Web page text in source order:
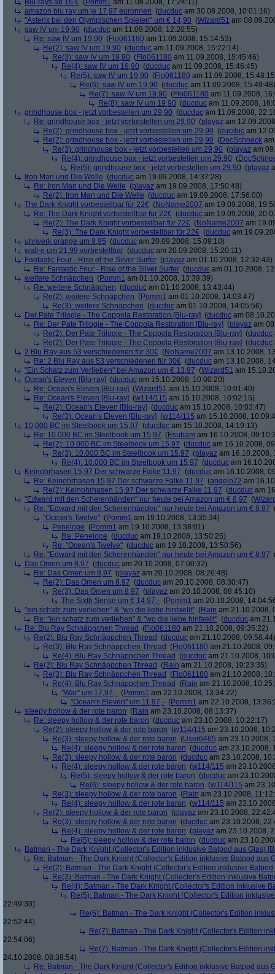
Blu-rays ab 16 € (Pomm1 am 11.08.2008, 17:24:11)
amazon blu ray um je 17,97 euronnen (ducduc am 30.08.2008, 10:01:16)
"Asterix bei den Olympischen Spielen" um € 14,90 (Wizard51 am
saw IV um 19,90 (ducduc am 11.09.2008, 12:20:55)
Re: saw IV um 19,90 (Flo061180 am 11.09.2008, 15:14:53)
Re(2): saw IV um 19,90 (ducduc am 11.09.2008, 15:22:14)
Re(3): saw IV um 19,90 (Flo061180 am 11.09.2008, 15:45:46)
Re(4): saw IV um 19,90 (ducduc am 11.09.2008, 15:46:45)
Re(5): saw IV um 19,90 (Flo061180 am 11.09.2008,
Re(6): saw IV um 19,90 (ducduc am 11.09.2008, 15:49:48)
Re(7): saw IV um 19,90 (Flo061180 am 11.09.2008,
Re(8): saw IV um 19,90 (ducduc am 11.09.2008,
grindhouse box - jetzt vorbestellen um 29,90 (ducduc am 11.09.2008,
Re: grindhouse box - jetzt vorbestellen um 29,90 (playaz am
Re(2): grindhouse box - jetzt vorbestellen um 29,90 (ducduc am
Re(2): grindhouse box - jetzt vorbestellen um 29,90 (DocSchneck
Re(3): grindhouse box - jetzt vorbestellen um 29,90 (playaz am
Re(4): grindhouse box - jetzt vorbestellen um 29,90 (
Re(5): grindhouse box - jetzt vorbestellen um 29,90 (playaz
Iron Man und Die Welle (ducduc am 19.09.2008, 14:37:28)
Re: Iron Man und Die Welle (playaz am 19.09.2008, 17:50:48)
Re(2): Iron Man und Die Welle (ducduc am 19.09.2008, 17:56:00)
The Dark Knight vorbestellbar für 22€ (NoName2007 am 19.09.2008,
Re: The Dark Knight vorbestellbar für 22€ (ducduc am 19.09.2008,
Re(2): The Dark Knight vorbestellbar für 22€ (NoName2007 am
Re(3): The Dark Knight vorbestellbar für 22€ (ducduc am
uhrwerk orange um 9,95 (ducduc am 20.09.2008, 15:09:10)
wall-e um 21,99 vorbestellbar (ducduc am 20.09.2008, 15:20:11)
Fantastic Four - Rise of the Silver Surfer (playaz am 01.10.2008, 12:32:43)
Re: Fantastic Four - Rise of the Silver Surfer (ducduc am 01.10.2008,
weitere Schnäpchen (Pomm1 am 01.10.2008, 13:39:39)
Re: weitere Schnäpchen (ducduc am 01.10.2008, 13:43:44)
Re(2): weitere Schnäpchen (Pomm1 am 01.10.2008, 14:03:47)
Re(3): weitere Schnäpchen (ducduc am 01.10.2008, 14:05:56)
Der Pate Trilogie - The Coppola Restoration [Blu-ray] (ducduc am
Re: Der Pate Trilogie - The Coppola Restoration [Blu-ray] (playaz am
Re(2): Der Pate Trilogie - The Coppola Restoration [Blu-ray] (ducduc
Re(2): Der Pate Trilogie - The Coppola Restoration [Blu-ray] (ducduc
2 Blu Ray aus 53 verschiedenen für 30€ (NoName2007 am 13.10.2008,
Re: 2 Blu Ray aus 53 verschiedenen für 30€ (ducduc am 13.10.2008,
"Ein Schatz zum Verlieben" bei Amazon um € 13,97 (Wizard51 am
Ocean's Eleven [Blu-ray] (ducduc am 15.10.2008, 10:00:20)
Re: Ocean's Eleven [Blu-ray] (Wizard51 am 15.10.2008, 10:01:40)
Re: Ocean's Eleven [Blu-ray] (w114/115 am 15.10.2008, 10:02:15)
Re(2): Ocean's Eleven [Blu-ray] (ducduc am 15.10.2008, 10:03:47)
Re(3): Ocean's Eleven [Blu-ray] (w114/115 am 15.10.2008,
10.000 BC im Steelbook um 15,97 (ducduc am 15.10.2008, 14:19:13)
Re: 10.000 BC im Steelbook um 15,97 (Esubam am 16.10.2008,
Re(2): 10.000 BC im Steelbook um 15,97 (ducduc am 16.10.2008,
Re(3): 10.000 BC im Steelbook um 15,97 (playaz am 16.10.2008,
Re(4): 10.000 BC im Steelbook um 15,97 (ducduc am
Keinohrhasen 15,97 Der schwarze Falke 11,97 (ducduc am 16.10.2008,
Re: Keinohrhasen 15,97 Der schwarze Falke 11,97 (angelo22 am
Re(2): Keinohrhasen 15,97 Der schwarze Falke 11,97 (ducduc am
"Edward mit den Scherenhänden" nur heute bei Amazon um € 8,97 (
Re: "Edward mit den Scherenhänden" nur heute bei Amazon um € 8,97
"Ocean's Twelve" (Pomm1 am 19.10.2008, 13:35:34)
Penelope (Pomm1 am 19.10.2008, 13:38:01)
Re: Penelope (ducduc am 19.10.2008, 13:50:25)
Re: "Ocean's Twelve" (ducduc am 19.10.2008, 13:50:56)
Re: "Edward mit den Scherenhänden" nur heute bei Amazon um € 8,97
Das Omen um 8,97 (ducduc am 20.10.2008, 07:00:32)
Re: Das Omen um 8,97 (playaz am 20.10.2008, 08:26:48)
Re(2): Das Omen um 8,97 (ducduc am 20.10.2008, 08:30:47)
Re(3): Das Omen um 8,97 (playaz am 20.10.2008, 08:45:10)
The Sixth Sense um € 14,97,- (Pomm1 am 20.10.2008,
"ein schatz zum verlieben" & "wo die liebe hinfaellt" (Rain am 21.10.2008,
Re: "ein schatz zum verlieben" & "wo die liebe hinfaellt" (ducduc am
Re: Blu Ray Schnäppchen Thread (Flo061180 am 21.10.2008, 09:35:22)
Re(2): Blu Ray Schnäppchen Thread (ducduc am 21.10.2008, 09:58:44)
Re(3): Blu Ray Schnäppchen Thread (Flo061180 am 21.10.2008,
Re(4): Blu Ray Schnäppchen Thread (ducduc am 21.10.2008,
Re(2): Blu Ray Schnäppchen Thread (Rain am 21.10.2008, 10:23:35)
Re(3): Blu Ray Schnäppchen Thread (Flo061180 am 21.10.2008,
Re(4): Blu Ray Schnäppchen Thread (Rain am 21.10.2008,
"War" um 17,97,- (Pomm1 am 22.10.2008, 13:34:22)
"Ocean's Eleven" um 11,97,- (Pomm1 am 22.10.2008,
sleepy hollow & der rote baron (Rain am 23.10.2008, 08:13:37)
Re: sleepy hollow & der rote baron (ducduc am 23.10.2008, 10:22:17)
Re(2): sleepy hollow & der rote baron (w114/115 am 23.10.2008,
Re(3): sleepy hollow & der rote baron (User6465 am 23.10.2008,
Re(4): sleepy hollow & der rote baron (ducduc am 23.10.2008,
Re(3): sleepy hollow & der rote baron (ducduc am 23.10.2008,
Re(4): sleepy hollow & der rote baron (w114/115 am
Re(5): sleepy hollow & der rote baron (ducduc am
Re(6): sleepy hollow & der rote baron (w114/115 am
Re(3): sleepy hollow & der rote baron (Rain am 23.10.2008,
Re(4): sleepy hollow & der rote baron (w114/115 am
Re(2): sleepy hollow & der rote baron (playaz am 23.10.2008,
Re(3): sleepy hollow & der rote baron (ducduc am 23.10.2008,
Re(4): sleepy hollow & der rote baron (playaz am 23.10.2008,
Re(5): sleepy hollow & der rote baron (ducduc am
Batman - The Dark Knight (Collector's Edition inklusive Batpod aus Glas)
Re: Batman - The Dark Knight (Collector's Edition inklusive Batpod aus
Re(2): Batman - The Dark Knight (Collector's Edition inklusive
Re(3): Batman - The Dark Knight (Collector's Edition inklusive
Re(4): Batman - The Dark Knight (Collector's Edition inklusive
Re(5): Batman - The Dark Knight (Collector's Edition
22:49:30)
Re(6): Batman - The Dark Knight (Collector's Edition
22:52:44)
Re(7): Batman - The Dark Knight (Collector's Edition
22:54:06)
Re(7): Batman - The Dark Knight (Collector's Edition
24.10.2008, 08:38:54)
Re: Batman - The Dark Knight (Collector's Edition inklusive Batpod aus